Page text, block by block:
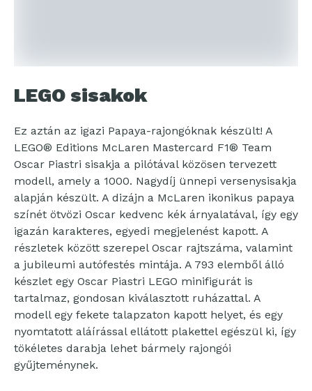
LEGO sisakok
Ez aztán az igazi Papaya-rajongóknak készült! A
LEGO® Editions McLaren Mastercard F1® Team
Oscar Piastri sisakja a pilótával közösen tervezett
modell, amely a 1000. Nagydíj ünnepi versenysisakja
alapján készült. A dizájn a McLaren ikonikus papaya
színét ötvözi Oscar kedvenc kék árnyalatával, így egy
igazán karakteres, egyedi megjelenést kapott. A
részletek között szerepel Oscar rajtszáma, valamint
a jubileumi autófestés mintája. A 793 elemből álló
készlet egy Oscar Piastri LEGO minifigurát is
tartalmaz, gondosan kiválasztott ruházattal. A
modell egy fekete talapzaton kapott helyet, és egy
nyomtatott aláírással ellátott plakettel egészül ki, így
tökéletes darabja lehet bármely rajongói
gyűjteménynek.